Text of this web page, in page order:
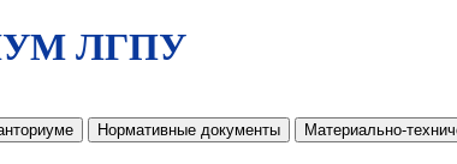
ЛГПУ
Нормативные документы Материально-